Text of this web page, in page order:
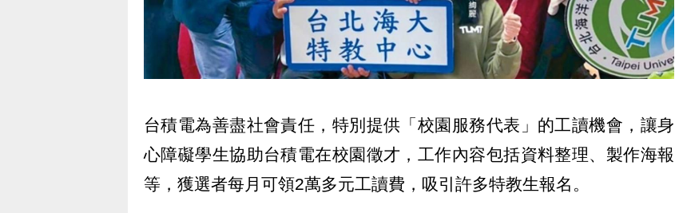
台積電為善盡社會責任，特別提供「校園服務代表」的工讀機會，讓身
心障礙學生協助台積電在校園徵才，工作內容包括資料整理、製作海報
等，獲選者每月可領2萬多元工讀費，吸引許多特教生報名。